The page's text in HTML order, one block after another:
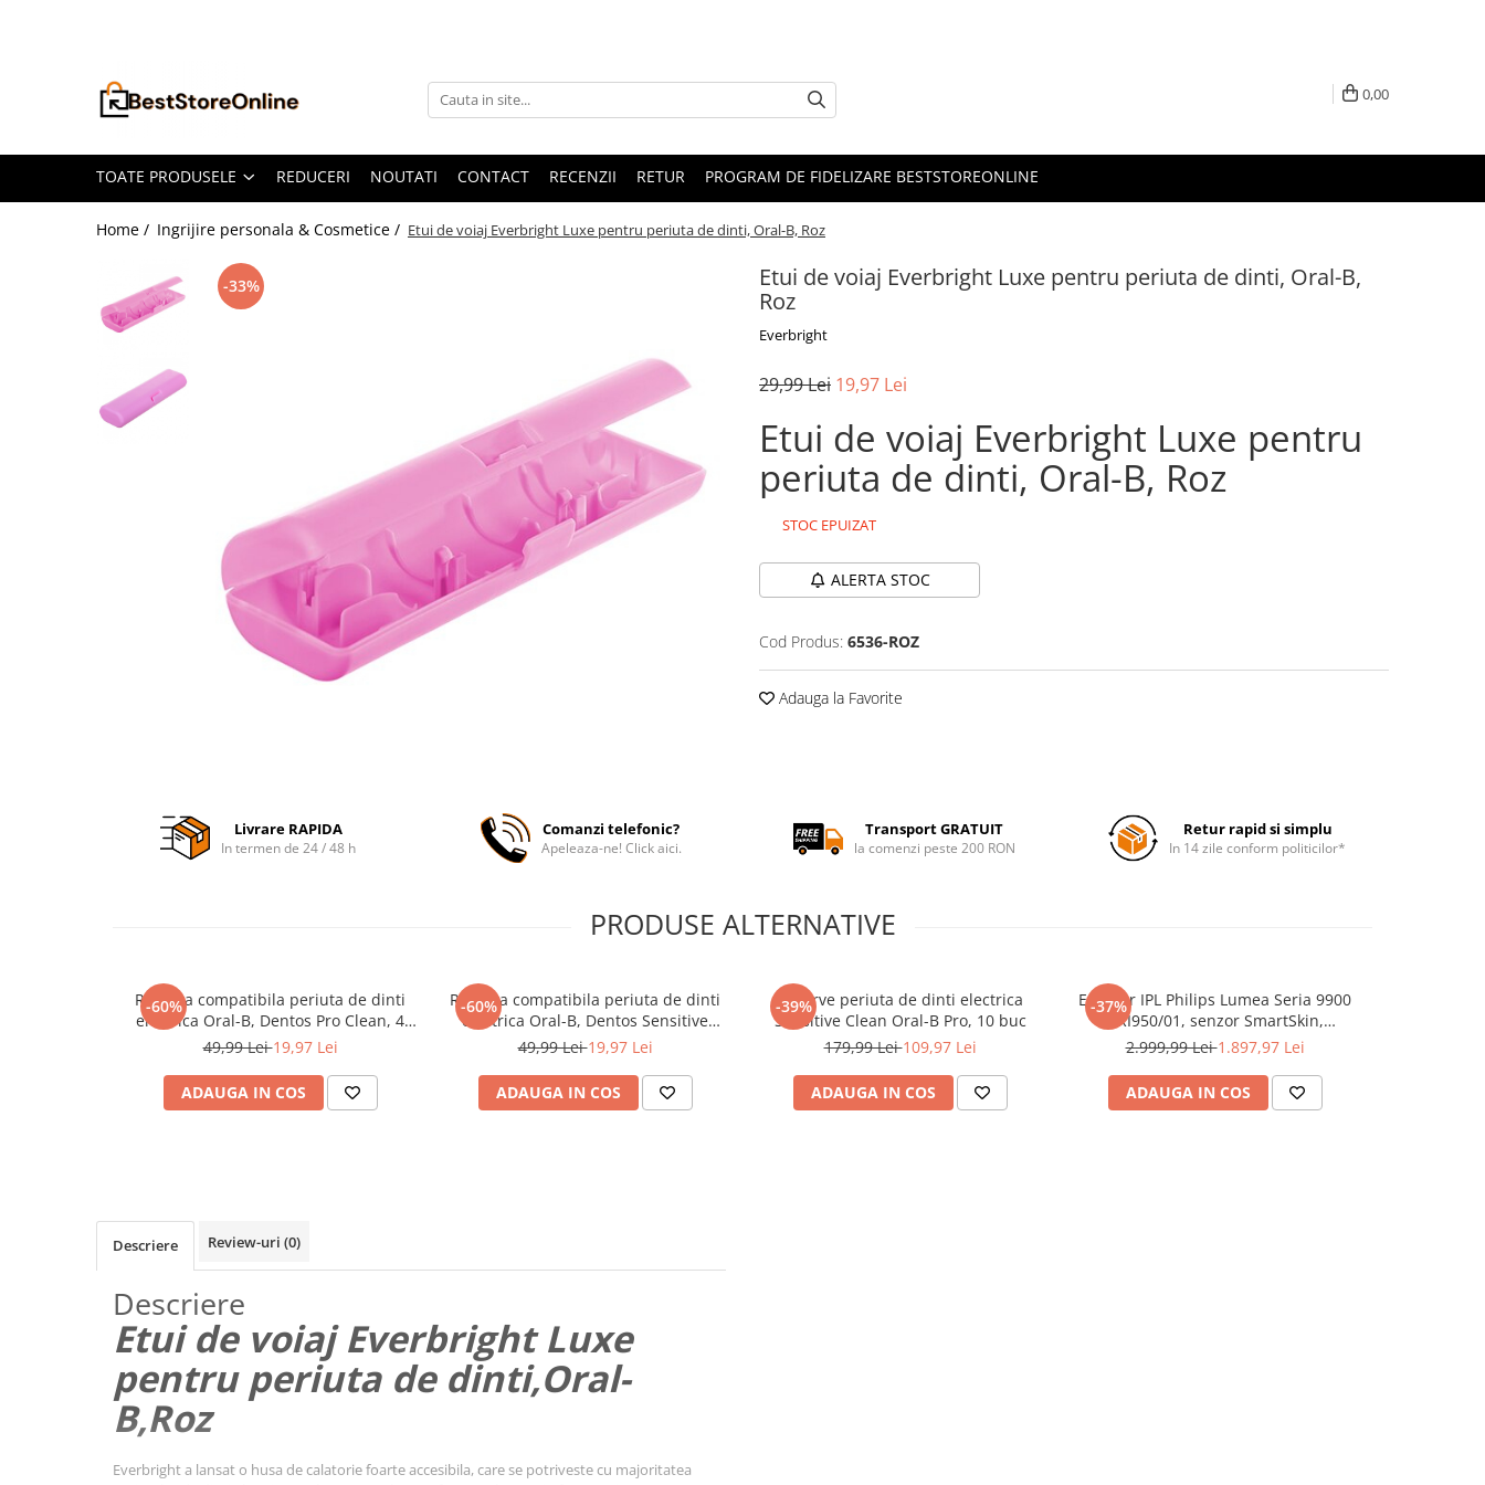
Accesorii aparate climatizare
Accesorii si Piese Aspiratoare
Aspiratoare Universale
Karcher Parkside
Tefal Rowenta X-Force Flex
Xiaomi Roborock
Maturi, mopuri si galeti
Termometre bucatarie
Uscatoare Rufe
Veioze si Lampi
Console, Jocuri & Accesorii
Electrocasnice & Climatizare
Aparate de vidat
Blendere & Tocatoare
Fiare, statii & aparate de calcat cu
0,00
TOATE PRODUSELE REDUCERI NOUTATI CONTACT RECENZII RETUR PROGRAM DE FIDELIZARE BESTSTOREONLINE
Home / Ingrijire personala & Cosmetice / Etui de voiaj Everbright Luxe pentru periuta de dinti, Oral-B, Roz
Etui de voiaj Everbright Luxe pentru periuta de dinti, Oral-B,
Roz
Everbright
-33%
29,99 Lei 19,97 Lei
Etui de voiaj Everbright Luxe pentru
periuta de dinti, Oral-B, Roz
STOC EPUIZAT
ALERTA STOC
Cod Produs: 6536-ROZ
Adauga la Favorite
Livrare RAPIDA
In termen de 24 / 48 h
Comanzi telefonic?
Apeleaza-ne! Click aici.
Transport GRATUIT
la comenzi peste 200 RON
Retur rapid si simplu
In 14 zile conform politicilor*
PRODUSE ALTERNATIVE
-60%
Rezerva compatibila periuta de dinti
electrica Oral-B, Dentos Pro Clean, 4
bucati, Alb
49,99 Lei19,97 Lei
ADAUGA IN COS
-60%
Rezerva compatibila periuta de dinti
electrica Oral-B, Dentos Sensitive
Clean, 4 bucati, Alb
49,99 Lei19,97 Lei
ADAUGA IN COS
-39%
Rezerve periuta de dinti electrica
Sensitive Clean Oral-B Pro, 10 buc
179,99 Lei109,97 Lei
ADAUGA IN COS
-37%
Epilator IPL Philips Lumea Seria 9900
BRI950/01, senzor SmartSkin,
conectare la aplicatia cu functia Skin
impusuri, accesorii: fata, corp, Rose
Gold/Alb
2.999,99 Lei1.897,97 Lei
ADAUGA IN COS
Descriere Review-uri (0)
Descriere
Etui de voiaj Everbright Luxe
pentru periuta de dinti,Oral-
B,Roz
Everbright a lansat o husa de calatorie foarte accesibila, care se potriveste cu majoritatea